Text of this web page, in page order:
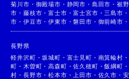
菊川市 ・ 御殿場市 ・ 静岡市 ・ 島田市 ・裾
市 ・藤枝市 ・富士市 ・富士宮市 ・ 三島市 ・
市 ・伊豆市 ・伊東市 ・磐田市 ・ 御前崎市 ・
長野県
軽井沢町 ・坂城町 ・ 富士見町 ・ 南箕輪村 ・
町 ・ 木曽町 ・高森町 ・佐久穂町 ・飯綱町 ・
村 ・長野市 ・松本市 ・ 上田市 ・ 佐久市 ・